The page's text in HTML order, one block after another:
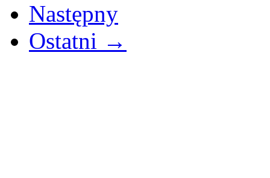
Następny
Ostatni →